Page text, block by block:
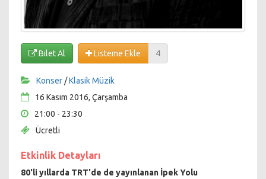
Bilet Al Listeme Ekle 4
Konser/Klasik Müzik
16 Kasım 2016, Çarşamba
21:00 - 23:30
Ücretli
Etkinlik Detayları
80'li yıllarda TRT'de de yayınlanan İpek Yolu